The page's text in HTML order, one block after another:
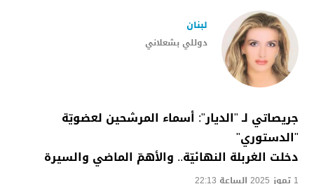
دوللي بشعلاني
لبنان
جريصاتي لـ "الديار": أسماء المرشحين لعضويّة
"الدستوري"
دخلت الغربلة النهائيّة.. والأهمّ الماضي والسيرة